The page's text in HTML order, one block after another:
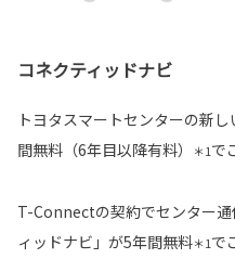
コネクティッドナビ
トヨタスマートセンターの新
間無料（6年目以降有料）
＊1で
T-Connectの契約でセンター
ィッドナビ」が5年間無料＊1で